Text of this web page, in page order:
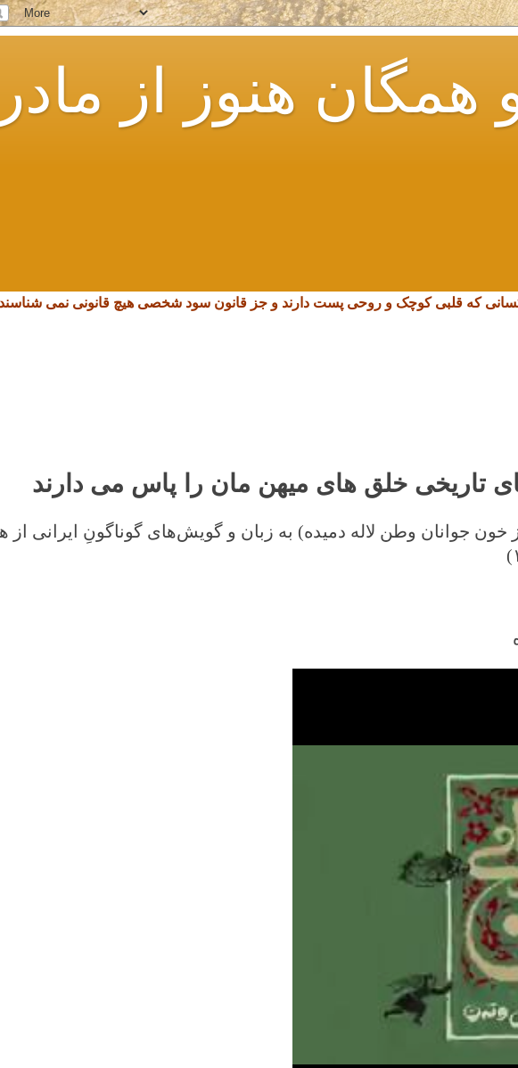
همگان هنوز از
که قلبی کوچک و روحی پست دارند و جز قانون سود شخصی هیچ قانونی نمی
تاریخی خلق های میهن مان را پاس می دارند
جوانان وطن لاله دمیده) به زبان و گویش‌های گوناگونِ ایرانی از